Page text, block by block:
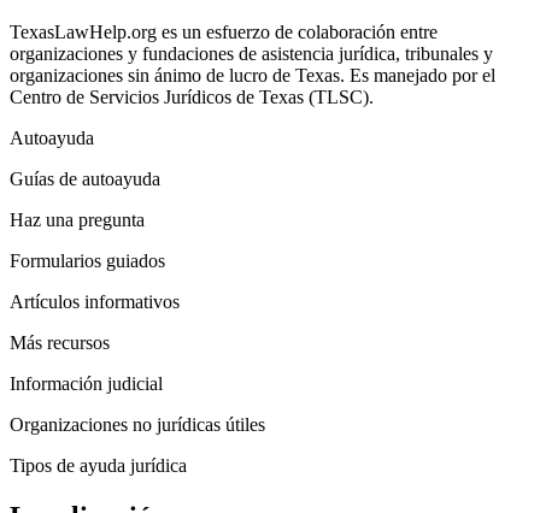
TexasLawHelp.org es un esfuerzo de colaboración entre
organizaciones y fundaciones de asistencia jurídica, tribunales y
organizaciones sin ánimo de lucro de Texas. Es manejado por el
Centro de Servicios Jurídicos de Texas (TLSC).
Autoayuda
Guías de autoayuda
Haz una pregunta
Formularios guiados
Artículos informativos
Más recursos
Información judicial
Organizaciones no jurídicas útiles
Tipos de ayuda jurídica